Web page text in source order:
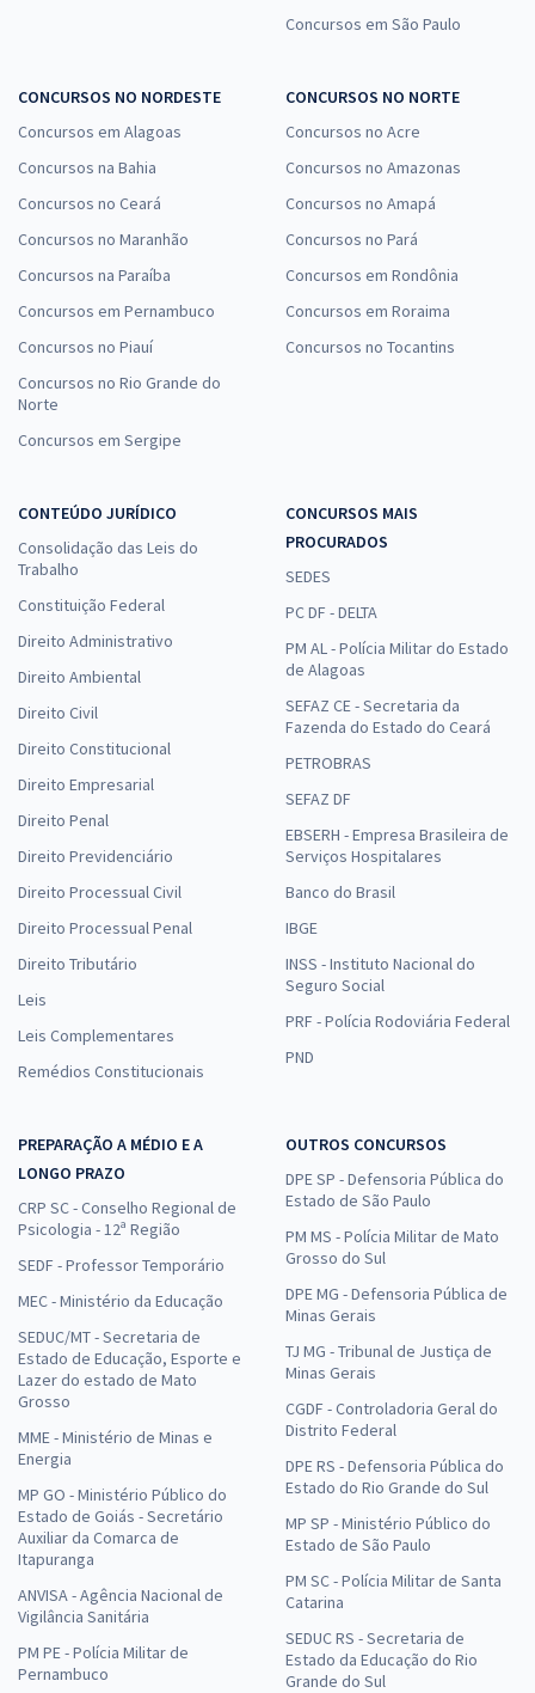
Concursos em São Paulo
CONCURSOS NO NORDESTE
Concursos em Alagoas
Concursos na Bahia
Concursos no Ceará
Concursos no Maranhão
Concursos na Paraíba
Concursos em Pernambuco
Concursos no Piauí
Concursos no Rio Grande do
Norte
Concursos em Sergipe
CONCURSOS NO NORTE
Concursos no Acre
Concursos no Amazonas
Concursos no Amapá
Concursos no Pará
Concursos em Rondônia
Concursos em Roraima
Concursos no Tocantins
CONTEÚDO JURÍDICO
Consolidação das Leis do
Trabalho
Constituição Federal
Direito Administrativo
Direito Ambiental
Direito Civil
Direito Constitucional
Direito Empresarial
Direito Penal
Direito Previdenciário
Direito Processual Civil
Direito Processual Penal
Direito Tributário
Leis
Leis Complementares
Remédios Constitucionais
CONCURSOS MAIS
PROCURADOS
SEDES
PC DF - DELTA
PM AL - Polícia Militar do Estado
de Alagoas
SEFAZ CE - Secretaria da
Fazenda do Estado do Ceará
PETROBRAS
SEFAZ DF
EBSERH - Empresa Brasileira de
Serviços Hospitalares
Banco do Brasil
IBGE
INSS - Instituto Nacional do
Seguro Social
PRF - Polícia Rodoviária Federal
PND
PREPARAÇÃO A MÉDIO E A
LONGO PRAZO
CRP SC - Conselho Regional de
Psicologia - 12ª Região
SEDF - Professor Temporário
MEC - Ministério da Educação
SEDUC/MT - Secretaria de
Estado de Educação, Esporte e
Lazer do estado de Mato
Grosso
MME - Ministério de Minas e
Energia
MP GO - Ministério Público do
Estado de Goiás - Secretário
Auxiliar da Comarca de
Itapuranga
ANVISA - Agência Nacional de
Vigilância Sanitária
PM PE - Polícia Militar de
Pernambuco
OUTROS CONCURSOS
DPE SP - Defensoria Pública do
Estado de São Paulo
PM MS - Polícia Militar de Mato
Grosso do Sul
DPE MG - Defensoria Pública de
Minas Gerais
TJ MG - Tribunal de Justiça de
Minas Gerais
CGDF - Controladoria Geral do
Distrito Federal
DPE RS - Defensoria Pública do
Estado do Rio Grande do Sul
MP SP - Ministério Público do
Estado de São Paulo
PM SC - Polícia Militar de Santa
Catarina
SEDUC RS - Secretaria de
Estado da Educação do Rio
Grande do Sul